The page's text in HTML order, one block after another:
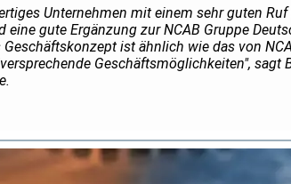
Unternehmen mit einem sehr guten
eine gute Ergänzung zur NCAB Gruppe
Geschäftskonzept ist ähnlich wie das von
Geschäftsmöglichkeiten", sagt